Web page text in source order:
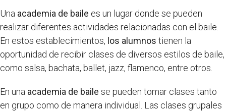
Una academia de baile es un lugar donde se pueden
realizar diferentes actividades relacionadas con el baile.
En estos establecimientos, los alumnos tienen la
oportunidad de recibir clases de diversos estilos de baile,
como salsa, bachata, ballet, jazz, flamenco, entre otros.
En una academia de baile se pueden tomar clases tanto
en grupo como de manera individual. Las clases grupales